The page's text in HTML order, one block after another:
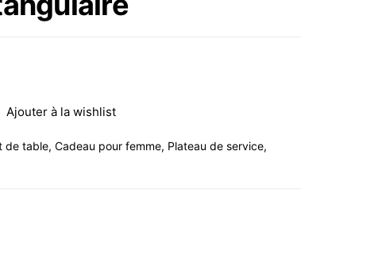
Ajouter à la wishlist
de table, Cadeau pour femme, Plateau de service,